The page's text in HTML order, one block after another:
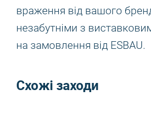
враження від вашого
незабутніми з
на замовлення від ESBAU.
Схожі заходи